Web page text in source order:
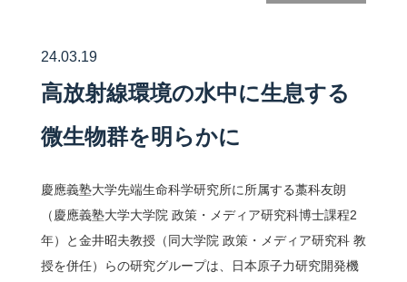
24.03.19
高放射線環境の水中に生息する
微生物群を明らかに
慶應義塾大学先端生命科学研究所に所属する藁科友朗
（慶應義塾大学大学院 政策・メディア研究科博士課程2
年）と金井昭夫教授（同大学院 政策・メディア研究科 教
授を併任）らの研究グループは、日本原子力研究開発機